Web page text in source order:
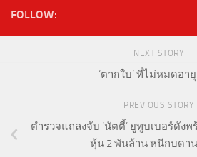
FOLLOW:
NEXT STORY
‘ตากใบ’ ที่ไม่หมดอา
PREVIOUS STORY
ตำรวจแถลงจับ ‘นัตตี้’ ยูทูบเบอร์ดัง
หุ้น 2 พันล้าน หนีกบดา